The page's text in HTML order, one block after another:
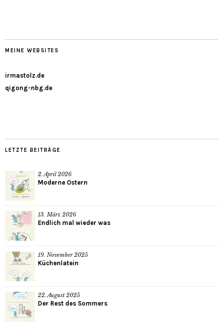
MEINE WEBSITES
irmastolz.de
qigong-nbg.de
LETZTE BEITRÄGE
2. April 2026
Moderne Ostern
13. März 2026
Endlich mal wieder was
19. November 2025
Küchenlatein
22. August 2025
Der Rest des Sommers